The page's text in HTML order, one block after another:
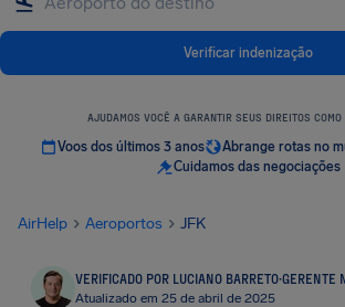
Verificar indenização
AJUDAMOS VOCÊ A GARANTIR SEUS DIREITOS
Voos dos últimos 3 anos
Abrange rotas no
Cuidamos das negociações
AirHelp Aeroportos JFK
VERIFICADO POR LUCIANO BARRETO·GERENTE
Atualizado em 25 de abril de 2025